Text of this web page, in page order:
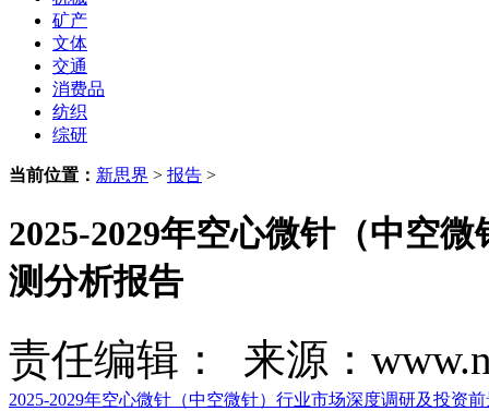
矿产
文体
交通
消费品
纺织
综研
当前位置： 新思界 > 报告 >
2025-2029年空心微针（中空
测分析报告
责任编辑： 来源：
2025-2029年空心微针（中空微针）行业市场深度调研及投资